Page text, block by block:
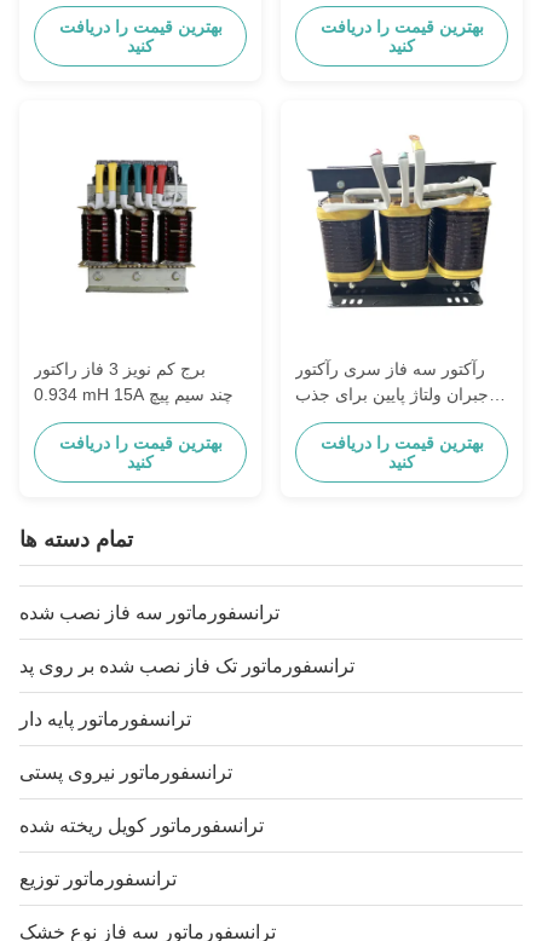
بهترین قیمت را دریافت
کنید
بهترین قیمت را دریافت
کنید
برج کم نویز 3 فاز راکتور
0.934 mH 15A چند سیم پیچ
بهترین قیمت را دریافت
کنید
رآکتور سه فاز سری رآکتور
جبران ولتاژ پایین برای جذب
هارمونیک شبکه
بهترین قیمت را دریافت
کنید
تمام دسته ها
ترانسفورماتور سه فاز نصب شده
ترانسفورماتور تک فاز نصب شده بر روی پد
ترانسفورماتور پایه دار
ترانسفورماتور نیروی پستی
ترانسفورماتور کویل ریخته شده
ترانسفورماتور توزیع
ترانسفورماتور سه فاز نوع خشک